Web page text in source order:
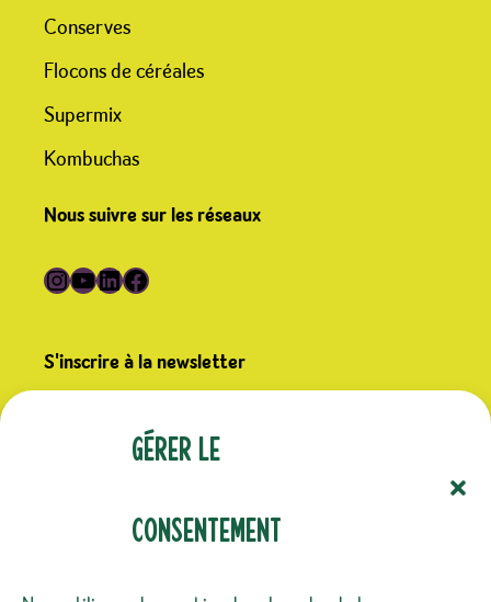
Gérer le
consentement
Conserves
Flocons de céréales
Supermix
Kombuchas
Nous suivre sur les réseaux
Suivre Germline sur Instagram
Suivre Germline sur YouTube
Suivre Germline sur LinkedIn
Suivre Germline sur Facebook
S'inscrire à la newsletter
(Nécessaire)